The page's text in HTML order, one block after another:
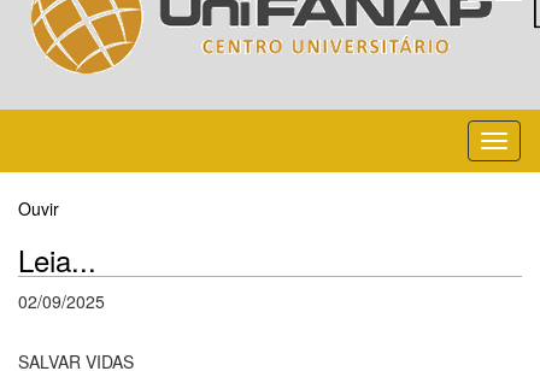
Ouvir
Leia...
02/09/2025
SALVAR VIDAS